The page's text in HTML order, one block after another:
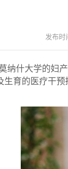
发布时
纳什大学的妇
育的医疗干